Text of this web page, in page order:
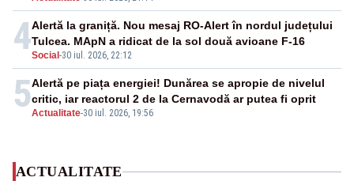
4Social -30 iul. 2026, 22:12
Alertă la graniță. Nou mesaj RO-Alert în nordul județului
Tulcea. MApN a ridicat de la sol două avioane F-16
5Actualitate-30 iul. 2026, 19:56
Alertă pe piața energiei! Dunărea se apropie de nivelul
critic, iar reactorul 2 de la Cernavodă ar putea fi oprit
ACTUALITATE